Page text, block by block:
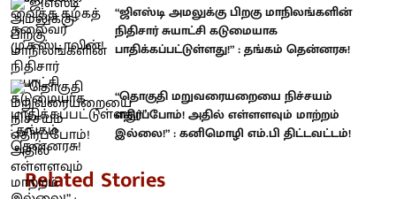
“ஜிஎஸ்டி அமலுக்கு பிறகு மாநிலங்களின்
நிதிசார் சுயாட்சி கடுமையாக
பாதிக்கப்பட்டுள்ளது!” : தங்கம் தென்னரசு!
“தொகுதி மறுவரையறையை நிச்சயம்
எதிர்ப்போம்! அதில் எள்ளளவும் மாற்றம்
இல்லை!” : கனிமொழி எம்.பி திட்டவட்டம்!
Related Stories